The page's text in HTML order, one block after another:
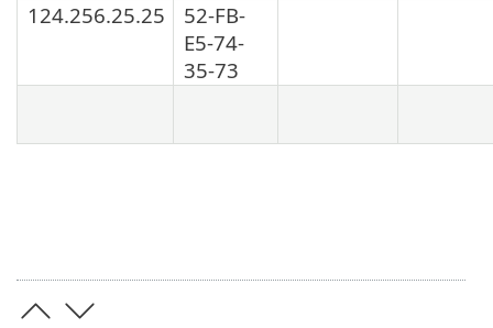
124.256.25.25
52-FB-
E5-74-
35-73